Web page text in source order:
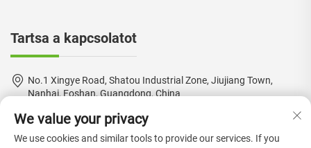
Tartsa a kapcsolatot
No.1 Xingye Road, Shatou Industrial Zone, Jiujiang Town,
Nanhai, Foshan, Guangdong, China
+86-18924550960
[email protected]
We value your privacy
We use cookies and similar tools to provide our services. If you